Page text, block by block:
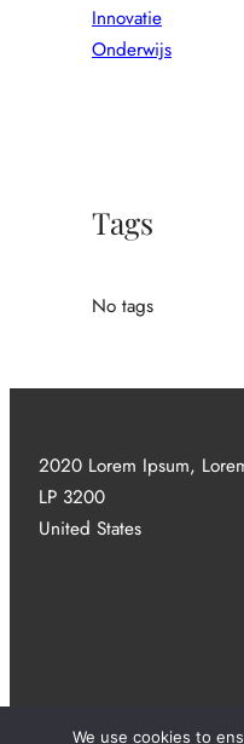
Innovatie
Onderwijs
Tags
No tags
2020 Lorem Ipsum,
LP 3200
United States
We use cookies to